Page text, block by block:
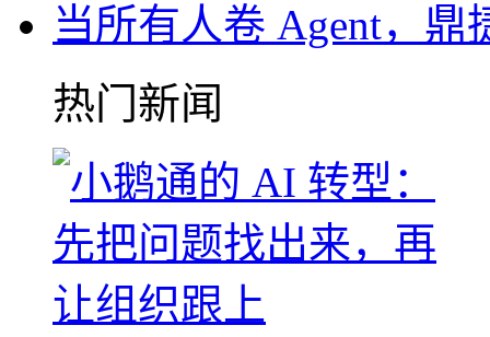
当所有人卷 Agent，
热门新闻